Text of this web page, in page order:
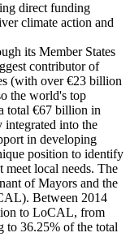
direct funding
climate action and
its Member States
contributor of
(with over €23 billion
the world's top
total €67 billion in
integrated into the
in developing
position to identify
meet local needs. The
of Mayors and the
Between 2014
to LoCAL, from
to 36.25% of the total